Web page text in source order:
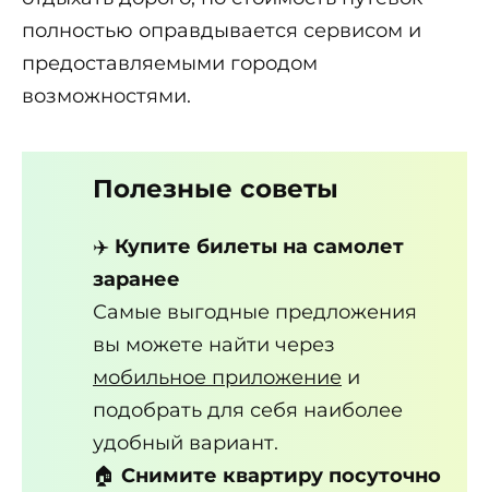
полностью оправдывается сервисом и
предоставляемыми городом
возможностями.
Полезные советы
✈️ Купите билеты на самолет
заранее
Самые выгодные предложения
вы можете найти через
мобильное приложение и
подобрать для себя наиболее
удобный вариант.
🏠 Снимите квартиру посуточно